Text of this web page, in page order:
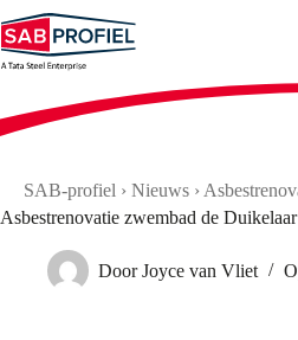
naar
de
inhoud
SAB-profiel › Nieuws ›
Asbestrenovatie zwembad de Duikelaar
Door Joyce van Vliet